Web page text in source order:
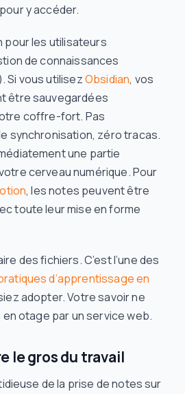
y accéder.
pour les utilisateurs
de connaissances
Si vous utilisezObsidian, vos
être sauvegardées
coffre-fort. Pas
synchronisation, zéro tracas.
une partie
cerveau numérique. Pour
, les notes peuvent être
toute leur mise en forme
des fichiers. C’est l’une des
d’apprentissage en
adopter. Votre savoir ne
otage par un service web.
le gros du travail
de la prise de notes sur